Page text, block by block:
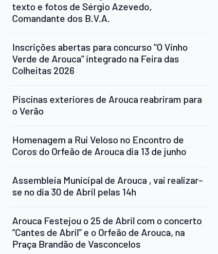
texto e fotos de Sérgio Azevedo,
Comandante dos B.V.A.
Inscrições abertas para concurso “O Vinho
Verde de Arouca” integrado na Feira das
Colheitas 2026
Piscinas exteriores de Arouca reabriram para
o Verão
Homenagem a Rui Veloso no Encontro de
Coros do Orfeão de Arouca dia 13 de junho
Assembleia Municipal de Arouca , vai realizar-
se no dia 30 de Abril pelas 14h
Arouca Festejou o 25 de Abril com o concerto
“Cantes de Abril” e o Orfeão de Arouca, na
Praça Brandão de Vasconcelos